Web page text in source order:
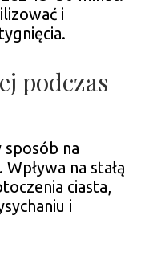
i
podczas
sposób na
na stałą
ciasta,
i